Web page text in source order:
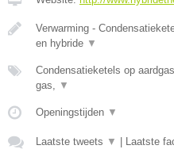
Verwarming -
en hybride ▼
Condensatieketels op
gas,
▼
Openingstijden ▼
Laatste tweets ▼ | Laatste